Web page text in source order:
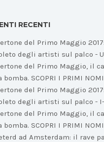
RECENTI
del Primo Maggio
degli artisti sul palco -
del Primo Maggio, il
bomba. SCOPRI I PRIMI NOMI
del Primo Maggio
degli artisti sul palco -
del Primo Maggio, il
bomba. SCOPRI I PRIMI NOMI
ad Amsterdam: il rave